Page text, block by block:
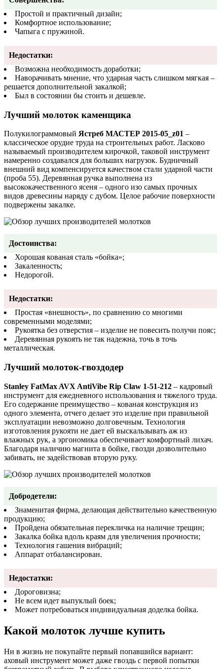
Простой и практичный дизайн;
Комфортное использование;
Чапыга с пружиной.
Недостатки:
Возможна необходимость доработки;
Наворачивать мнение, что ударная часть слишком мягкая –
решается дополнительной закалкой;
Был в состоянии бы стоить и дешевле.
Лучший молоток каменщика
Полукилограммовый Ястреб МАСТЕР 2015-05_z01 –
классическое орудие труда на строительных работ. Ласково
называемый производителем кирочкой, таковой инструмент
намеренно создавался для больших нагрузок. Будничный
внешний вид компенсируется качеством стали ударной части
(проба 55). Деревянная ручка выполнена из
высококачественного ясеня – одного изо самых прочных
видов древесины наряду с дубом. Целое рабочие поверхности
подвержены закалке.
Достоинства:
Хорошая кованая сталь «бойка»;
Закаленность;
Недорогой.
Недостатки:
Простая «внешность», по сравнению со многими
современными моделями;
Рукоятка без отверстия – изделие не повесить получи пояс;
Деревянная рукоять не так надежна, точь в точь
металлическая.
Лучший молоток-гвоздодер
Stanley FatMax AVX AntiVibe Rip Claw 1-51-212 – кадровый
инструмент для ежедневного использования и тяжелого труда.
Его содержание преимущество – кованая конструкция из
одного элемента, отчего делает это изделие при правильной
эксплуатации невозможно долговечным. Технология
изготовления рукояти не дает ей выскальзывать аж из
влажных рук, а эргономика обеспечивает комфортный лихач.
Благодаря наличию магнита в бойке, гвозди дозволительно
забивать, не задействовав вторую руку.
Добродетели:
Знаменитая фирма, делающая действительно качественную
продукцию;
Пройдена обязательная перекличка на наличие трещин;
Закалка бойка вдоль краям для увеличения прочности;
Технология гашения вибраций;
Аппарат отбалансирован.
Недостатки:
Дороговизна;
Не всем идет выпуклый боек;
Может потребоваться индивидуальная доделка бойка.
Какой молоток лучше купить
Ни в жизнь не покупайте первый попавшийся вариант:
аховый инструмент может даже гвоздь с первой попытки